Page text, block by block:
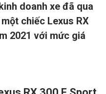
doanh xe đã qua
chiếc Lexus RX
2021 với mức giá